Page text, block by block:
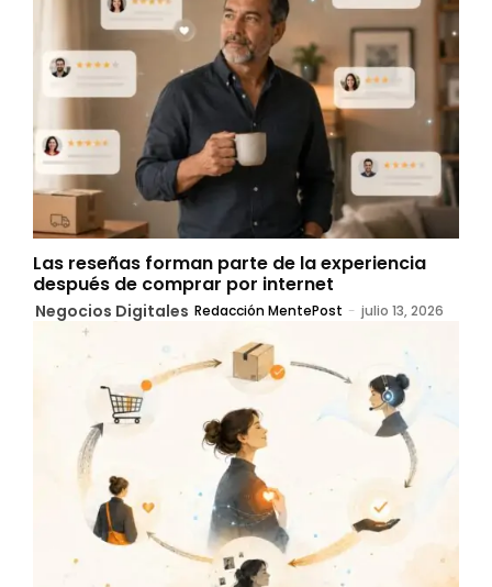
Las reseñas forman parte de la experiencia
después de comprar por internet
Negocios Digitales Redacción MentePost - julio 13, 2026